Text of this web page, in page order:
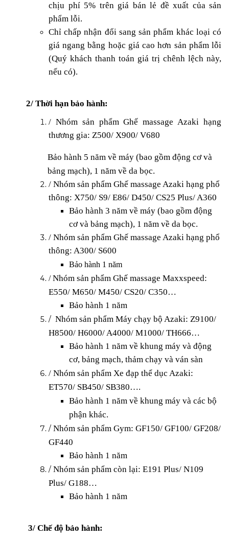
chịu phí 5% trên giá bán lẻ đề xuất của sản
phẩm lỗi.
Chỉ chấp nhận đổi sang sản phẩm khác loại có
giá ngang bằng hoặc giá cao hơn sản phẩm lỗi
(Quý khách thanh toán giá trị chênh lệch này,
nếu có).
2/ Thời hạn bảo hành:
/ Nhóm sản phẩm Ghế massage Azaki hạng
thương gia: Z500/ X900/ V680
Bảo hành 5 năm về máy (bao gồm động cơ và
bảng mạch), 1 năm về da bọc.
/ Nhóm sản phẩm Ghế massage Azaki hạng phổ
thông: X750/ S9/ E86/ D450/ CS25 Plus/ A360
Bảo hành 3 năm về máy (bao gồm động
cơ và bảng mạch), 1 năm về da bọc.
/ Nhóm sản phẩm Ghế massage Azaki hạng phổ
thông: A300/ S600
Bảo hành 1 năm
/Nhóm sản phẩm Ghế massage Maxxspeed:
E550/ M650/ M450/ CS20/ C350… ​​​​​​
Bảo hành 1 năm
/ Nhóm sản phẩm Máy chạy bộ Azaki: Z9100/
H8500/ H6000/ A4000/ M1000/ TH666…
Bảo hành 1 năm về khung máy và động
cơ, bảng mạch, thảm chạy và ván sàn
/ Nhóm sản phẩm Xe đạp thể dục Azaki:
ET570/ SB450/ SB380….
Bảo hành 1 năm về khung máy và các bộ
phận khác.
/ Nhóm sản phẩm Gym: GF150/ GF100/ GF208/
GF440
Bảo hành 1 năm
/ Nhóm sản phẩm còn lại: E191 Plus/ N109
Plus/ G188…
Bảo hành 1 năm
3/ Chế độ bảo hành: